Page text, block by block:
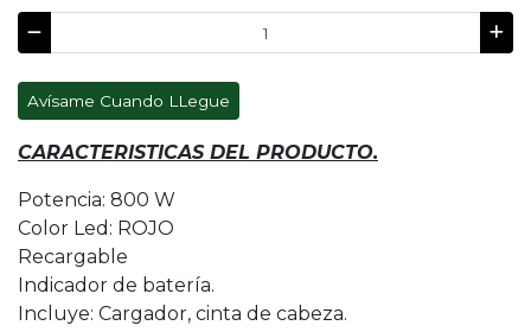
Avísame Cuando LLegue
CARACTERISTICAS DEL PRODUCTO.
Potencia: 800 W
Color Led: ROJO
Recargable
Indicador de batería.
Incluye: Cargador, cinta de cabeza.